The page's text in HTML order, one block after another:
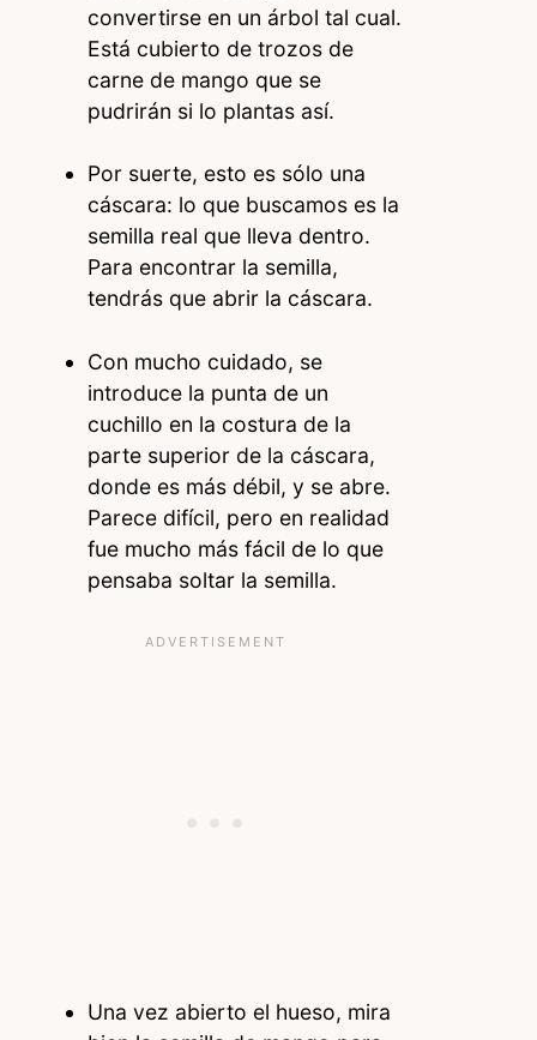
convertirse en un árbol tal cual.
Está cubierto de trozos de
carne de mango que se
pudrirán si lo plantas así.
Por suerte, esto es sólo una
cáscara: lo que buscamos es la
semilla real que lleva dentro.
Para encontrar la semilla,
tendrás que abrir la cáscara.
Con mucho cuidado, se
introduce la punta de un
cuchillo en la costura de la
parte superior de la cáscara,
donde es más débil, y se abre.
Parece difícil, pero en realidad
fue mucho más fácil de lo que
pensaba soltar la semilla.
Una vez abierto el hueso, mira